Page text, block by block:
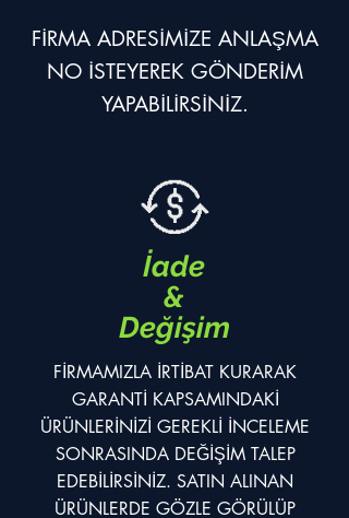
FİRMA ADRESİMİZE ANLAŞMA
NO İSTEYEREK GÖNDERİM
YAPABİLİRSİNİZ.
İade
&
Değişim
FİRMAMIZLA İRTİBAT KURARAK
GARANTİ KAPSAMINDAKİ
ÜRÜNLERİNİZİ GEREKLİ İNCELEME
SONRASINDA DEĞİŞİM TALEP
EDEBİLİRSİNİZ. SATIN ALINAN
ÜRÜNLERDE GÖZLE GÖRÜLÜP